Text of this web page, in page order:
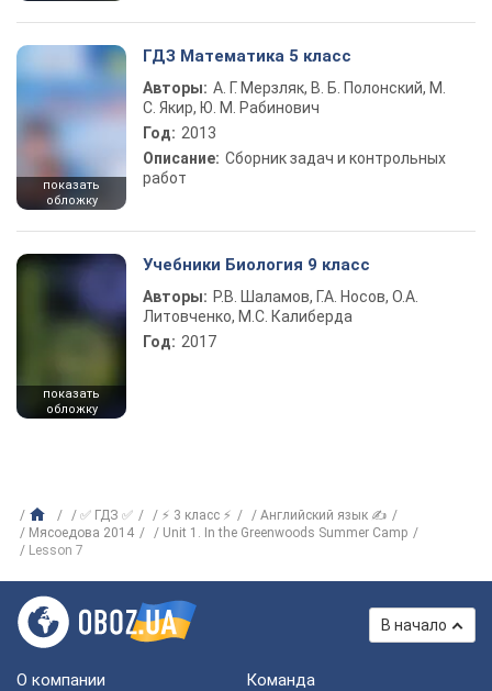
показать
обложку
ГДЗ Математика 5 класс
Авторы: А. Г. Мерзляк, В. Б. Полонский, М.
С. Якир, Ю. М. Рабинович
Год: 2013
Описание: Сборник задач и контрольных
работ
показать
обложку
Учебники Биология 9 класс
Авторы: Р.В. Шаламов, Г.А. Носов, О.А.
Литовченко, М.С. Калиберда
Год: 2017
✅ ГДЗ ✅ ⚡ 3 класс ⚡
Английский язык ✍
Мясоедова 2014
Unit 1. In the Greenwoods Summer Camp
Lesson 7
В начало
О компании Команда